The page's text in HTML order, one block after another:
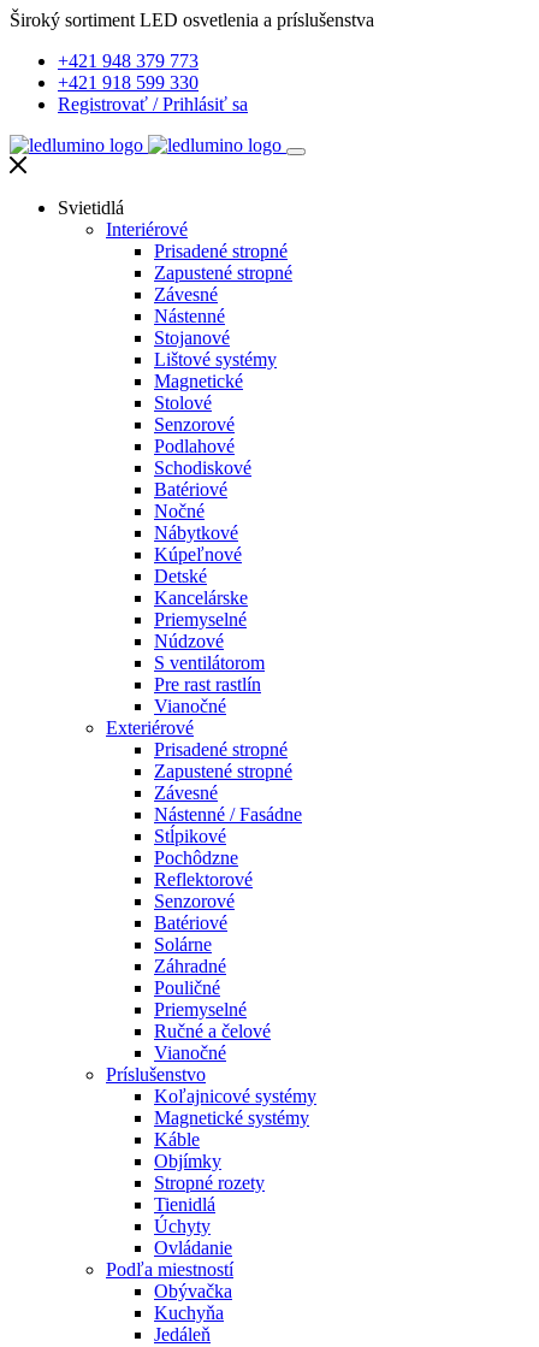
Široký sortiment LED osvetlenia a príslušenstva
+421 948 379 773
+421 918 599 330
Registrovať /Prihlásiť sa
Svietidlá
Interiérové
Prisadené stropné
Zapustené stropné
Závesné
Nástenné
Stojanové
Lištové systémy
Magnetické
Stolové
Senzorové
Podlahové
Schodiskové
Batériové
Nočné
Nábytkové
Kúpeľnové
Detské
Kancelárske
Priemyselné
Núdzové
S ventilátorom
Pre rast rastlín
Vianočné
Exteriérové
Prisadené stropné
Zapustené stropné
Závesné
Nástenné / Fasádne
Stĺpikové
Pochôdzne
Reflektorové
Senzorové
Batériové
Solárne
Záhradné
Pouličné
Priemyselné
Ručné a čelové
Vianočné
Príslušenstvo
Koľajnicové systémy
Magnetické systémy
Káble
Objímky
Stropné rozety
Tienidlá
Úchyty
Ovládanie
Podľa miestností
Obývačka
Kuchyňa
Jedáleň